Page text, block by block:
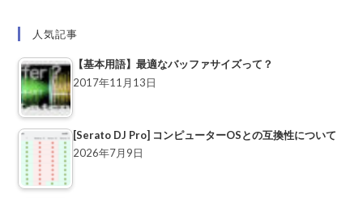
人気記事
【基本用語】最適なバッファサイズって？
2017年11月13日
[Serato DJ Pro] コンピューターOSとの互換性について
2026年7月9日